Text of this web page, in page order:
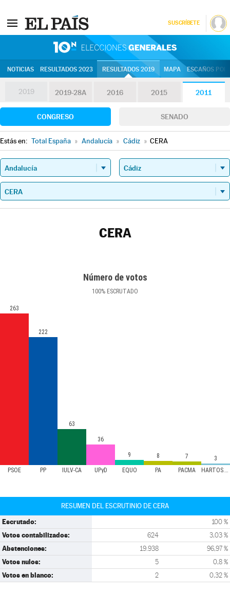
SUSCRÍBETE
NOTICIAS RESULTADOS 2023 RESULTADOS 2019 MAPA ESCAÑOS
2019 2019-28A 2016 2015 2011
CONGRESO SENADO
Estás en: Total España » Andalucía » Cádiz » CERA
CERA
Número de votos
100% ESCRUTADO
PSOE PP IULV-CA UPyD EQUO PA PACMA HARTOS.ORG
263
222
63
36
9 8 7 3
RESUMEN DEL ESCRUTINIO DE CERA
Escrutado: 100 %
Votos contabilizados: 624 3,03 %
Abstenciones: 19.938 96,97 %
Votos nulos: 5 0,8 %
Votos en blanco: 2 0,32 %